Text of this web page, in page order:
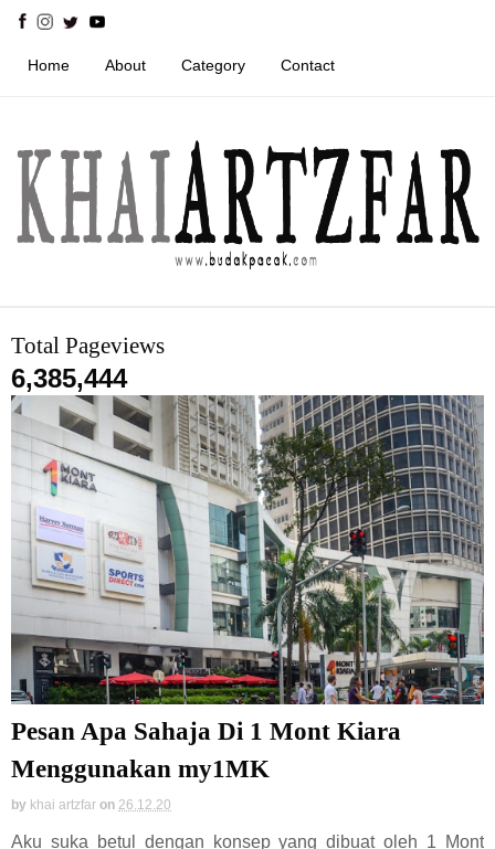
Home About Category Contact
Total Pageviews
6,385,444
Pesan Apa Sahaja Di 1 Mont Kiara
Menggunakan my1MK
by khai artzfar on 26.12.20
Aku suka betul dengan konsep yang dibuat oleh 1 Mont